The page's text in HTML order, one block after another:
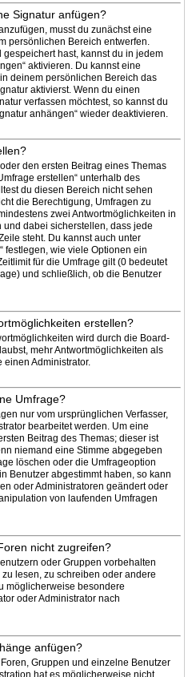
Signatur anfügen?
musst du zunächst eine
persönlichen Bereich entwerfen.
hast, kannst du in jedem
aktivieren. Du kannst eine
deinem persönlichen Bereich das
aktivierst. Wenn du einen
verfassen möchtest, so kannst du
anhängen“ wieder deaktivieren.
den ersten Beitrag eines Themas
erstellen“ unterhalb des
du diesen Bereich nicht sehen
die Berechtigung, Umfragen zu
zwei Antwortmöglichkeiten in
dabei sicherstellen, dass jede
steht. Du kannst auch unter
festlegen, wie viele Optionen ein
für die Umfrage gilt (0 bedeutet
und schließlich, ob die Benutzer
erstellen?
wird durch die Board-
mehr Antwortmöglichkeiten als
einen Administrator.
Umfrage?
nur vom ursprünglichen Verfasser,
bearbeitet werden. Um eine
Beitrag des Themas; dieser ist
niemand eine Stimme abgegeben
löschen oder die Umfrageoption
Benutzer abgestimmt haben, so kann
oder Administratoren geändert oder
von laufenden Umfragen
nicht zugreifen?
oder Gruppen vorbehalten
lesen, zu schreiben oder andere
möglicherweise besondere
oder Administrator nach
anfügen?
Gruppen und einzelne Benutzer
hat es möglicherweise nicht